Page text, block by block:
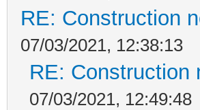
RE: Construction
07/03/2021, 12:38:13
RE: Construction
07/03/2021, 12:49:48